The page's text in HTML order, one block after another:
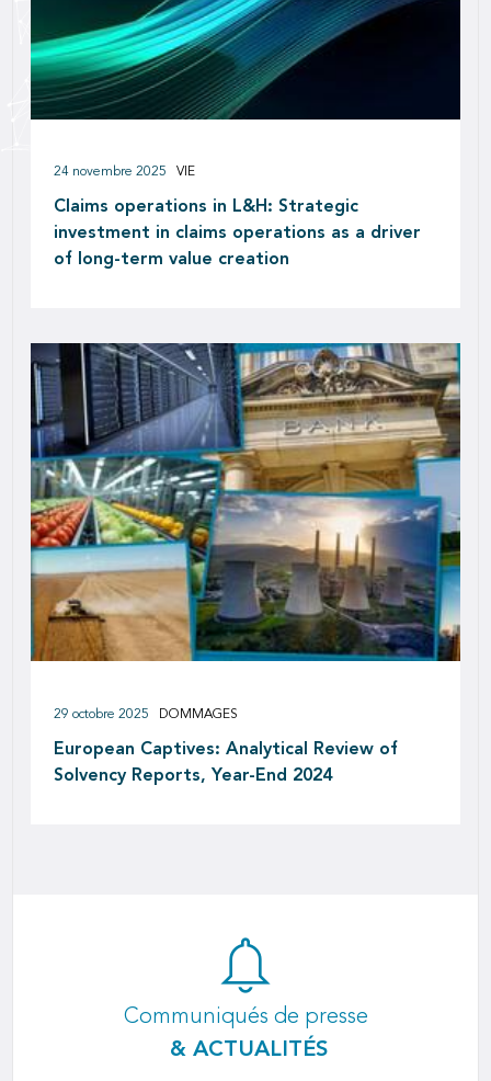
Claims operations in L&H: Strategic
investment in claims operations as a driver
of long-term value creation
24 novembre 2025 VIE
European Captives: Analytical Review of
Solvency Reports, Year-End 2024
29 octobre 2025 DOMMAGES
Communiqués de presse
& ACTUALITÉS